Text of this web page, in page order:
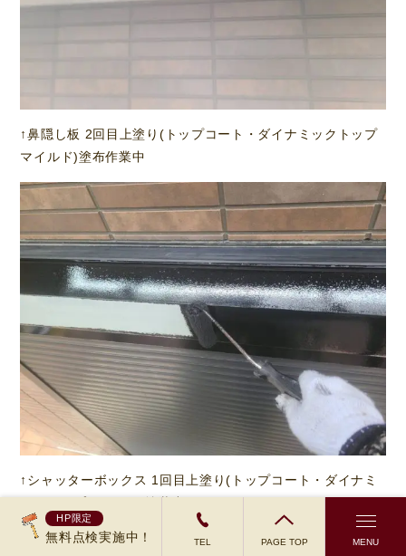
HP限定
無料点検実施中！ TEL PAGE TOP MENU
↑鼻隠し板 2回目上塗り(トップコート・ダイナミックトップ
マイルド)塗布作業中
↑シャッターボックス 1回目上塗り(トップコート・ダイナミ